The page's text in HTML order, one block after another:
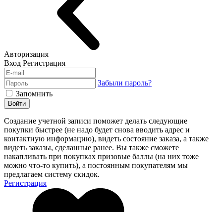
Авторизация
Вход Регистрация
Забыли пароль?
Запомнить
Войти
Создание учетной записи поможет делать следующие
покупки быстрее (не надо будет снова вводить адрес и
контактную информацию), видеть состояние заказа, а также
видеть заказы, сделанные ранее. Вы также сможете
накапливать при покупках призовые баллы (на них тоже
можно что-то купить), а постоянным покупателям мы
предлагаем систему скидок.
Регистрация